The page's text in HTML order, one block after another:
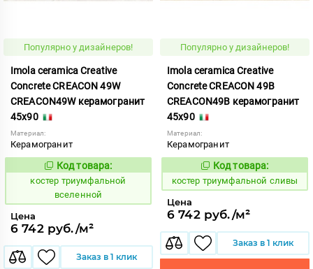
Популярно у дизайнеров!
Imola ceramica Creative
Concrete CREACON 49W
CREACON49W керамогранит
45x90
Материал:
Керамогранит
809888
Код товара:
костер триумфальной
вселенной
Цена
6 742 руб./м²
Заказ в 1 клик
Популярно у дизайнеров!
Imola ceramica Creative
Concrete CREACON 49B
CREACON49B керамогранит
45x90
Материал:
Керамогранит
809886
Код товара:
костер триумфальной сливы
Цена
6 742 руб./м²
Заказ в 1 клик